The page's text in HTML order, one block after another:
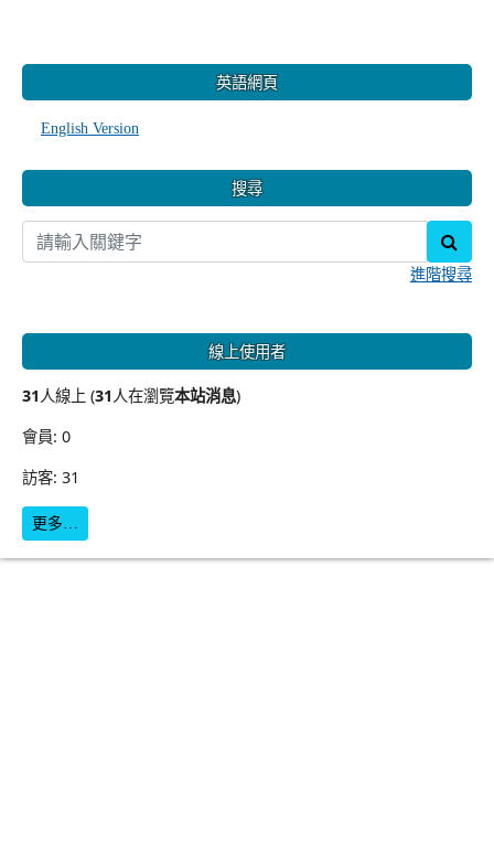
英語網頁
English Version
搜尋
進階搜尋
線上使用者
31人線上 (31人在瀏覽本站消息)
會員: 0
訪客: 31
更多…